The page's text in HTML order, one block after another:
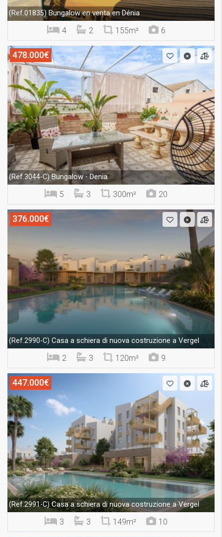
(Ref.01835) Bungalow en venta en Dénia
4 2 155m² 6
478.000€
(Ref.3044-C)Bungalow ⋅ Denia
5 3 300m² 20
376.000€
(Ref.2990-C) Casa a schiera di nuova costruzione a Vergel
2 3 120m² 9
447.000€
(Ref.2991-C)Casa a schiera di nuova costruzione a Vergel
3 3 149m² 10